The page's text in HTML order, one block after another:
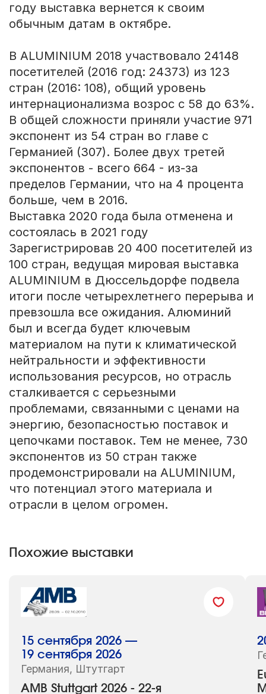
году выставка вернется к своим
обычным датам в октябре.
В ALUMINIUM 2018 участвовало 24148
посетителей (2016 год: 24373) из 123
стран (2016: 108), общий уровень
интернационализма возрос с 58 до 63%.
В общей сложности приняли участие 971
экспонент из 54 стран во главе с
Германией (307). Более двух третей
экспонентов - всего 664 - из-за
пределов Германии, что на 4 процента
больше, чем в 2016.
Выставка 2020 года была отменена и
состоялась в 2021 году
Зарегистрировав 20 400 посетителей из
100 стран, ведущая мировая выставка
ALUMINIUM в Дюссельдорфе подвела
итоги после четырехлетнего перерыва и
превзошла все ожидания. Алюминий
был и всегда будет ключевым
материалом на пути к климатической
нейтральности и эффективности
использования ресурсов, но отрасль
сталкивается с серьезными
проблемами, связанными с ценами на
энергию, безопасностью поставок и
цепочками поставок. Тем не менее, 730
экспонентов из 50 стран также
продемонстрировали на ALUMINIUM,
что потенциал этого материала и
отрасли в целом огромен.
Похожие выставки
AMB Stuttgart 2026 - 22-я
15 сентября 2026 —
19 сентября 2026
Германия, Штутгарт